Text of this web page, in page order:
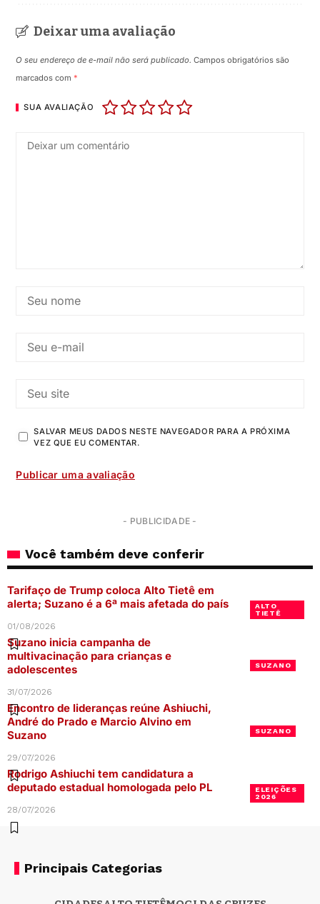
Deixar uma avaliação
O seu endereço de e-mail não será publicado. Campos obrigatórios são
marcados com*
SUA AVALIAÇÃO
SALVAR MEUS DADOS NESTE NAVEGADOR PARA A PRÓXIMA
VEZ QUE EU COMENTAR.
- PUBLICIDADE -
Você também deve conferir
ALTO
TIETÊ
Tarifaço de Trump coloca Alto Tietê em
alerta; Suzano é a 6ª mais afetada do país
01/08/2026
SUZANO
Suzano inicia campanha de
multivacinação para crianças e
adolescentes
31/07/2026
SUZANO
Encontro de lideranças reúne Ashiuchi,
André do Prado e Marcio Alvino em
Suzano
29/07/2026
ELEIÇÕES
2026
Rodrigo Ashiuchi tem candidatura a
deputado estadual homologada pelo PL
28/07/2026
Principais Categorias